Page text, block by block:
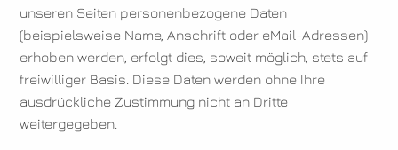
unseren Seiten personenbezogene Daten
(beispielsweise Name, Anschrift oder eMail-Adressen)
erhoben werden, erfolgt dies, soweit möglich, stets auf
freiwilliger Basis. Diese Daten werden ohne Ihre
ausdrückliche Zustimmung nicht an Dritte
weitergegeben.